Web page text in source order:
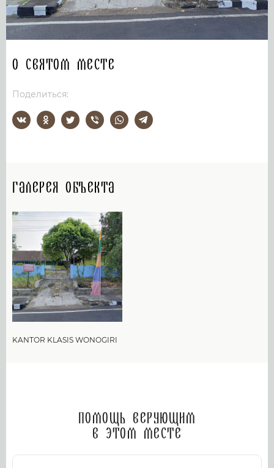
О святом месте
Поделиться:
Галерея объекта
KANTOR KLASIS WONOGIRI
Помощь верующим
в этом месте